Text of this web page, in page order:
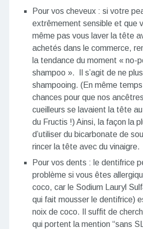
Pour vos cheveux : si votre
extrêmement sensible et que
même pas vous laver la tête
achetés dans le commerce,
la tendance du moment « no-
shampoo ». Il s’agit de ne
shampooing. (En même
chances pour que nos
cueilleurs se lavaient la tête
du Fructis !) Ainsi, la façon la
d’utiliser du bicarbonate de
rincer la tête avec du vinaigre.
Pour vos dents : le dentifrice
problème si vous êtes
coco, car le Sodium Lauryl
qui fait mousser le dentifrice)
noix de coco. Il suffit de
qui portent la mention “sans